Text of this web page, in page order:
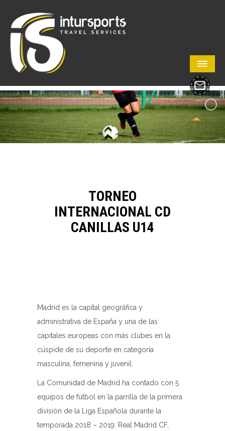
TORNEO
INTERNACIONAL CD
CANILLAS U14
Madrid es la capital geográfica y
administrativa de España y una de las
capitales europeas con más clubes en la
cúspide de su deporte en categoría
masculina, femenina y juvenil.
La Comunidad de Madrid ha contado con 5
equipos de fútbol en la parrilla de la primera
división de la Liga Española durante la
temporada 2018 – 2019: Real Madrid CF,